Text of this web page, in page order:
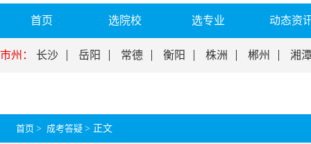
首页 选院校 选专业 动态资
市州： 长沙 岳阳 常德 衡阳 株洲 郴州 湘
首页 > 成考答疑 > 正文